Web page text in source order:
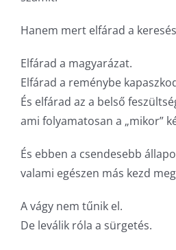
Hanem mert elfárad a
Elfárad a magyarázat.
Elfárad a reménybe
És elfárad az a belső
ami folyamatosan a „mikor”
És ebben a csendesebb
valami egészen más kezd
A vágy nem tűnik el.
De leválik róla a sürgetés.